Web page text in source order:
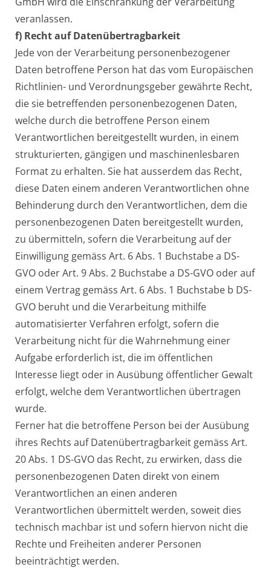
veranlassen.
f) Recht auf Datenübertragbarkeit
Jede von der Verarbeitung personenbezogener
Daten betroffene Person hat das vom Europäischen
Richtlinien- und Verordnungsgeber gewährte Recht,
die sie betreffenden personenbezogenen Daten,
welche durch die betroffene Person einem
Verantwortlichen bereitgestellt wurden, in einem
strukturierten, gängigen und maschinenlesbaren
Format zu erhalten. Sie hat ausserdem das Recht,
diese Daten einem anderen Verantwortlichen ohne
Behinderung durch den Verantwortlichen, dem die
personenbezogenen Daten bereitgestellt wurden,
zu übermitteln, sofern die Verarbeitung auf der
Einwilligung gemäss Art. 6 Abs. 1 Buchstabe a DS-
GVO oder Art. 9 Abs. 2 Buchstabe a DS-GVO oder auf
einem Vertrag gemäss Art. 6 Abs. 1 Buchstabe b DS-
GVO beruht und die Verarbeitung mithilfe
automatisierter Verfahren erfolgt, sofern die
Verarbeitung nicht für die Wahrnehmung einer
Aufgabe erforderlich ist, die im öffentlichen
Interesse liegt oder in Ausübung öffentlicher Gewalt
erfolgt, welche dem Verantwortlichen übertragen
wurde.
Ferner hat die betroffene Person bei der Ausübung
ihres Rechts auf Datenübertragbarkeit gemäss Art.
20 Abs. 1 DS-GVO das Recht, zu erwirken, dass die
personenbezogenen Daten direkt von einem
Verantwortlichen an einen anderen
Verantwortlichen übermittelt werden, soweit dies
technisch machbar ist und sofern hiervon nicht die
Rechte und Freiheiten anderer Personen
beeinträchtigt werden.